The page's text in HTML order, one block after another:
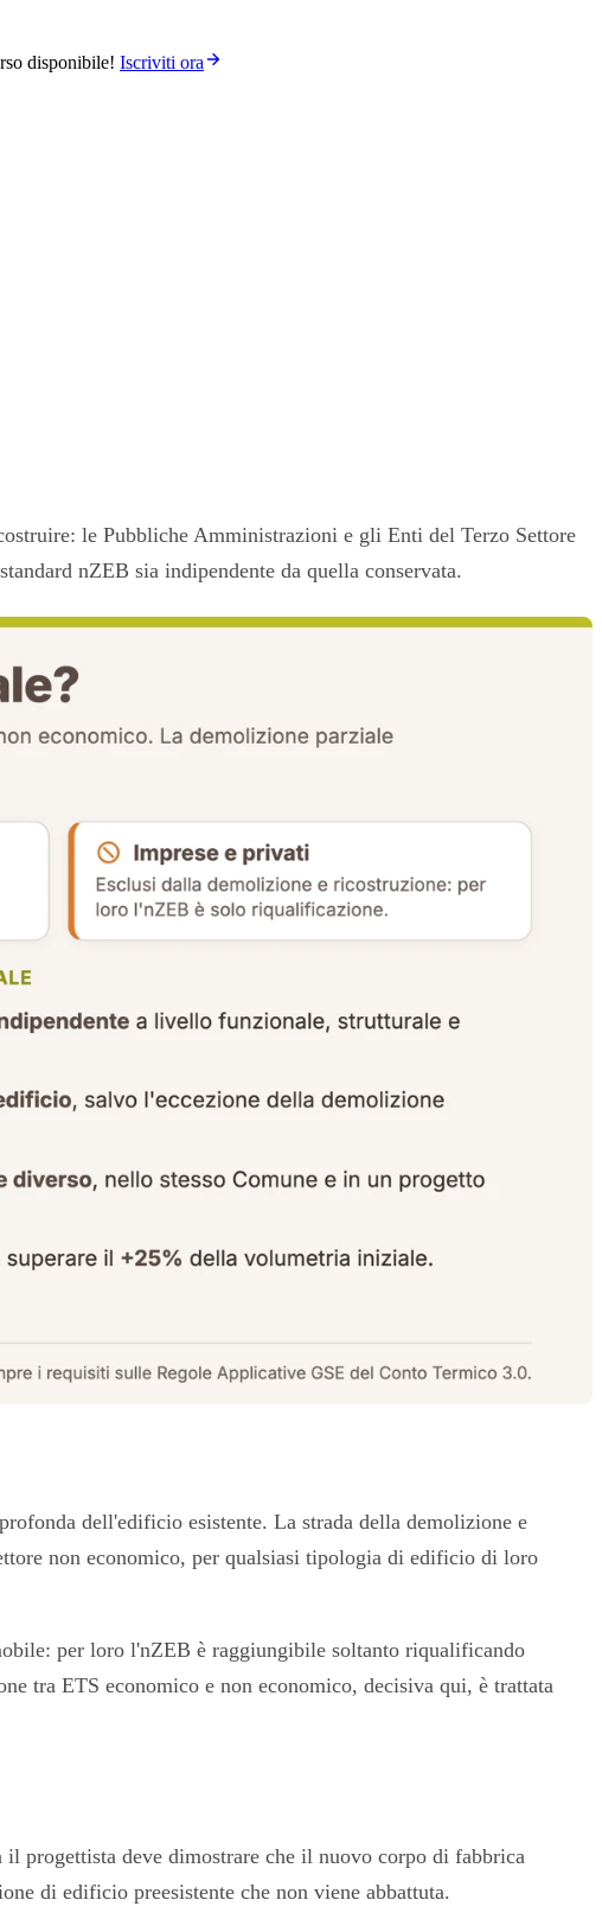
disponibile! Iscriviti ora
le Pubbliche Amministrazioni e gli Enti del Terzo Settore
nZEB sia indipendente da quella conservata.
dell'edificio esistente. La strada della demolizione e
non economico, per qualsiasi tipologia di edificio di loro
per loro l'nZEB è raggiungibile soltanto riqualificando
tra ETS economico e non economico, decisiva qui, è trattata
il progettista deve dimostrare che il nuovo corpo di fabbrica
di edificio preesistente che non viene abbattuta.